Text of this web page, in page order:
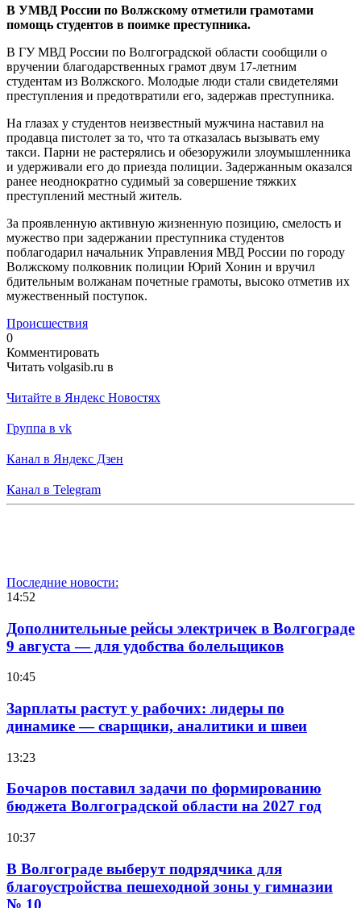
В УМВД России по Волжскому отметили грамотами
помощь студентов в поимке преступника.
В ГУ МВД России по Волгоградской области сообщили о
вручении благодарственных грамот двум 17-летним
студентам из Волжского. Молодые люди стали свидетелями
преступления и предотвратили его, задержав преступника.
На глазах у студентов неизвестный мужчина наставил на
продавца пистолет за то, что та отказалась вызывать ему
такси. Парни не растерялись и обезоружили злоумышленника
и удерживали его до приезда полиции. Задержанным оказался
ранее неоднократно судимый за совершение тяжких
преступлений местный житель.
За проявленную активную жизненную позицию, смелость и
мужество при задержании преступника студентов
поблагодарил начальник Управления МВД России по городу
Волжскому полковник полиции Юрий Хонин и вручил
бдительным волжанам почетные грамоты, высоко отметив их
мужественный поступок.
Происшествия
0
Комментировать
Читать volgasib.ru в
Читайте в Яндекс Новостях
Группа в vk
Канал в Яндекс Дзен
Канал в Telegram
Последние новости:
14:52
Дополнительные рейсы электричек в Волгограде
9 августа — для удобства болельщиков
10:45
Зарплаты растут у рабочих: лидеры по
динамике — сварщики, аналитики и швеи
13:23
Бочаров поставил задачи по формированию
бюджета Волгоградской области на 2027 год
10:37
В Волгограде выберут подрядчика для
благоустройства пешеходной зоны у гимназии
№ 10